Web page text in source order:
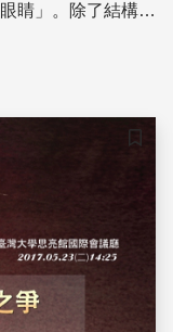
睛」。除了結構鑑
領域，NMR與X射
可或缺的工具，
什麼關聯的量子物儲存